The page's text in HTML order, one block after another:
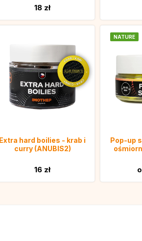
18 zł
Extra hard boilies - krab i
curry (ANUBIS2)
16 zł
NATURE
Pop-up